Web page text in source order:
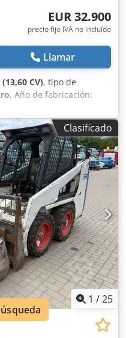
EUR 32.900
precio fijo IVA no incluído
Llamar
CV), tipo de
, Año de fabricación:
Dimensiones
CE: sí Estado
muy bueno Estado
adicionales = -
de rotación =
fabricación: República
hidráulicas
juego de
Clasificado
1 /25